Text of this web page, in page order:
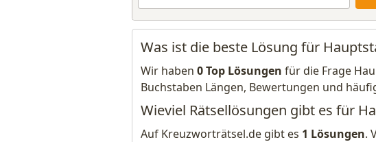
Was ist die beste Lösung für
Wir haben 0 Top Lösungen für die Frage
Buchstaben Längen, Bewertungen und
Wieviel Rätsellösungen gibt es für
Auf Kreuzworträtsel.de gibt es 1 Lösungen.